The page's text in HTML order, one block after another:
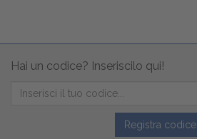
Hai un codice? Inseriscilo qui!
Registra codice